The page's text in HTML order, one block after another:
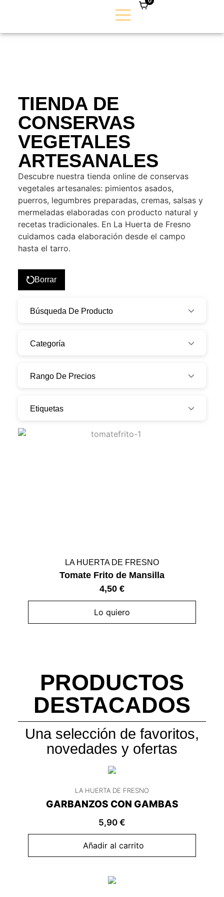
TIENDA DE
CONSERVAS
VEGETALES
ARTESANALES
Descubre nuestra tienda online de conservas
vegetales artesanales: pimientos asados,
puerros, legumbres preparadas, cremas, salsas y
mermeladas elaboradas con producto natural y
recetas tradicionales. En La Huerta de Fresno
cuidamos cada elaboración desde el campo
hasta el tarro.
Búsqueda De Producto
Rango De Precios
Categoría
Etiquetas
Borrar
LA HUERTA DE FRESNO
Tomate Frito de Mansilla
4,50 €
Lo quiero
PRODUCTOS
DESTACADOS
Una selección de favoritos,
novedades y ofertas
LA HUERTA DE FRESNO
GARBANZOS CON GAMBAS
5,90 €
Añadir al carrito